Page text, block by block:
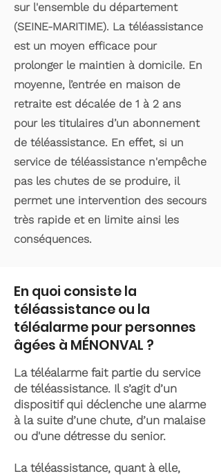
sur l'ensemble du département
(SEINE-MARITIME). La téléassistance
est un moyen efficace pour
prolonger le maintien à domicile. En
moyenne, l’entrée en maison de
retraite est décalée de 1 à 2 ans
pour les titulaires d’un abonnement
de téléassistance. En effet, si un
service de téléassistance n'empêche
pas les chutes de se produire, il
permet une intervention des secours
très rapide et en limite ainsi les
conséquences.
En quoi consiste la
téléassistance ou la
téléalarme pour personnes
âgées à MÉNONVAL ?
La téléalarme fait partie du service
de téléassistance. Il s’agit d’un
dispositif qui déclenche une alarme
à la suite d’une chute, d’un malaise
ou d'une détresse du senior.
La téléassistance, quant à elle,